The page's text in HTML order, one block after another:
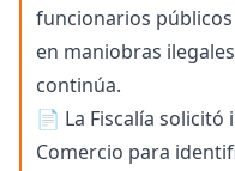
funcionarios
en maniobras
continúa.
📄 La Fiscalía
Comercio para